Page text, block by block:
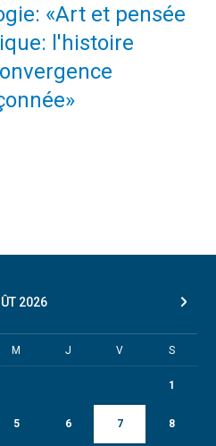
«Art et pensée
l'histoire
2026
M J V S
1
5 6 7 8